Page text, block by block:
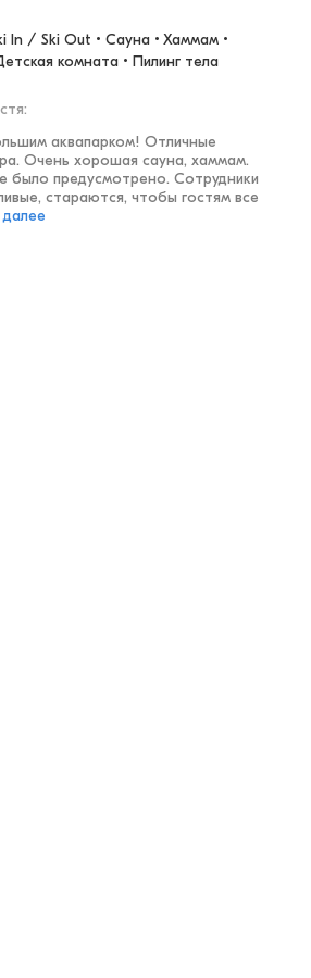
In / Ski Out • Сауна • Хаммам •
комната • Пилинг тела
аквапарком! Отличные
Очень хорошая сауна, хаммам.
было предусмотрено. Сотрудники
стараются, чтобы гостям все